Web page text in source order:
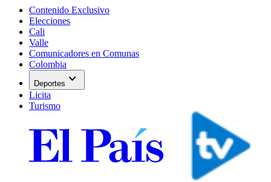
Contenido Exclusivo
Elecciones
Cali
Valle
Comunicadores en Comunas
Colombia
Deportes expand_more
Licita
Turismo